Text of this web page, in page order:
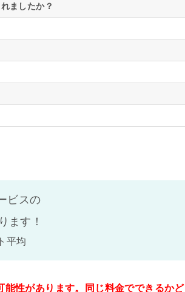
ましたか？
ビスの
ます！
平均
性があります。同じ料金でできるかど